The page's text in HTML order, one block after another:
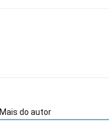
Mais do autor